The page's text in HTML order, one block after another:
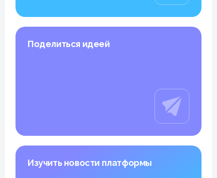
Поделиться идеей
Изучить новости платформы